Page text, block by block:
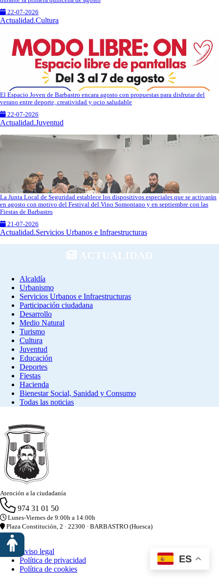
22-07-2026
Actualidad.Cultura
El Espacio Joven de Barbastro encara agosto con propuestas para disfrutar del
verano entre deporte, creatividad y ocio saludable
22-07-2026
Actualidad.Juventud
La Junta Local de Seguridad establece los dispositivos especiales que se activarán
en agosto con motivo del Festival del Vino Somontano y en septiembre con las
Fiestas de Barbastro
21-07-2026
Actualidad.Servicios Urbanos e Infraestructuras
ACTUALIDAD
Alcaldía
Urbanismo
Servicios Urbanos e Infraestructuras
Participación ciudadana
Desarrollo
Medio Natural
Turismo
Cultura
Juventud
Educación
Deportes
Fiestas
Hacienda
Bienestar Social, Sanidad y Consumo
Todas las noticias
Atención a la ciudadanía
974 31 01 50
Lunes-Viernes de 9:00h a 14:00h
Plaza Constitución, 2 · 22300 · BARBASTRO (Huesca)
Aviso legal
Política de privacidad
Política de cookies
ES